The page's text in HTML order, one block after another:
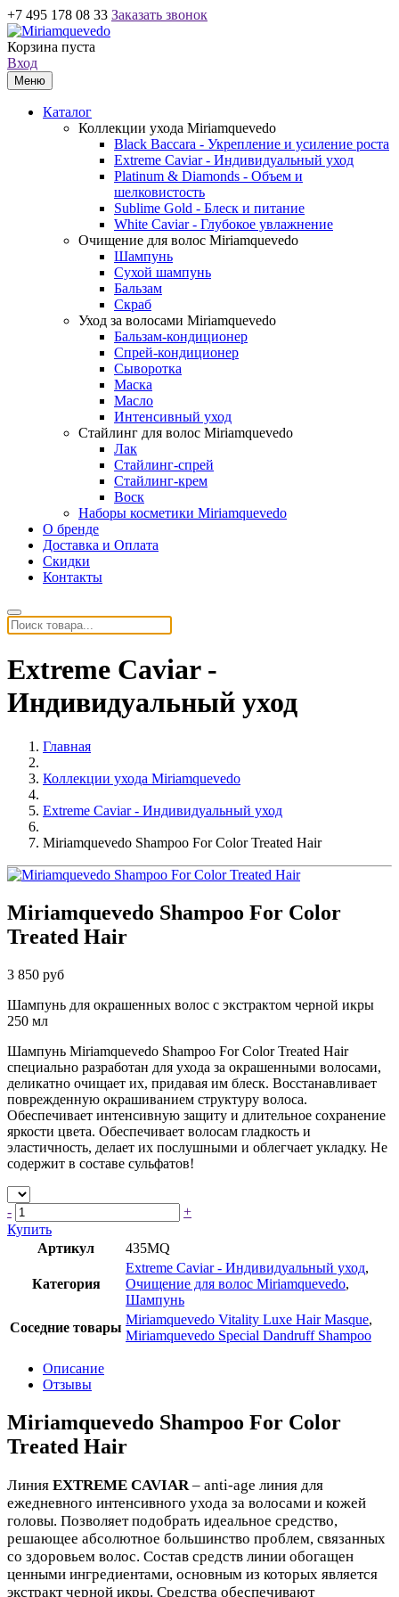
+7 495 178 08 33 Заказать звонок
Корзина пуста
Вход
Меню
Каталог
Коллекции ухода Miriamquevedo
Black Baccara - Укрепление и усиление роста
Extreme Caviar - Индивидуальный уход
Platinum & Diamonds - Объем и
шелковистость
Sublime Gold - Блеск и питание
White Caviar - Глубокое увлажнение
Очищение для волос Miriamquevedo
Шампунь
Сухой шампунь
Бальзам
Скраб
Уход за волосами Miriamquevedo
Бальзам-кондиционер
Спрей-кондиционер
Сыворотка
Маска
Масло
Интенсивный уход
Стайлинг для волос Miriamquevedo
Лак
Стайлинг-спрей
Стайлинг-крем
Воск
Наборы косметики Miriamquevedo
О бренде
Доставка и Оплата
Скидки
Контакты
Extreme Caviar -
Индивидуальный уход
Главная
Коллекции ухода Miriamquevedo
Extreme Caviar - Индивидуальный уход
Miriamquevedo Shampoo For Color Treated Hair
Miriamquevedo Shampoo For Color
Treated Hair
3 850 руб
Шампунь для окрашенных волос с экстрактом черной икры
250 мл
Шампунь Miriamquevedo Shampoo For Color Treated Hair
специально разработан для ухода за окрашенными волосами,
деликатно очищает их, придавая им блеск. Восстанавливает
поврежденную окрашиванием структуру волоса.
Обеспечивает интенсивную защиту и длительное сохранение
яркости цвета. Обеспечивает волосам гладкость и
эластичность, делает их послушными и облегчает укладку. Не
содержит в составе сульфатов!
-
+
Купить
Артикул
435MQ
Категория
Extreme Caviar - Индивидуальный уход,
Очищение для волос Miriamquevedo,
Шампунь
Соседние товары
Miriamquevedo Vitality Luxe Hair Masque,
Miriamquevedo Special Dandruff Shampoo
Описание
Отзывы
Miriamquevedo Shampoo For Color
Treated Hair
Линия EXTREME CAVIAR – anti-age линия для
ежедневного интенсивного ухода за волосами и кожей
головы. Позволяет подобрать идеальное средство,
решающее абсолютное большинство проблем, связанных
со здоровьем волос. Состав средств линии обогащен
ценными ингредиентами, основным из которых является
экстракт черной икры. Средства обеспечивают